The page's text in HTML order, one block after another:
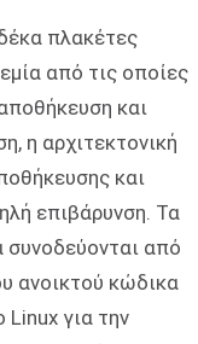
πλακέτες
από τις οποίες
και
η αρχιτεκτονική
και
επιβάρυνση. Τα
συνοδεύονται από
ανοικτού κώδικα
Linux για την